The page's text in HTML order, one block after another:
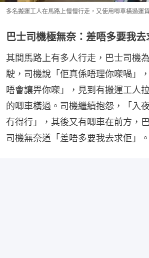
多名搬運工人在馬路上慢慢行走，又使用唧車橫過運
巴士司機極無奈：差唔多要我去
其間馬路上有多人行走，巴士司機
駛，司機說「佢真係唔理你㗎喎」
唔會讓畀你㗎」，見到有搬運工人
的唧車橫過。司機繼續抱怨，「入
冇得行」，其後又有唧車在前方，
司機無奈道「差唔多要我去求佢」。